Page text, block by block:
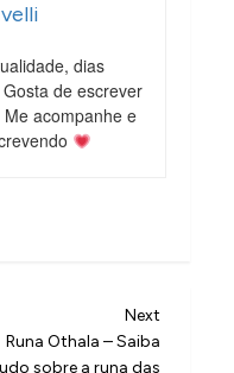
dias
de escrever
acompanhe e
Next
Post
Next
Runa Othala – Saiba
sobre a runa das